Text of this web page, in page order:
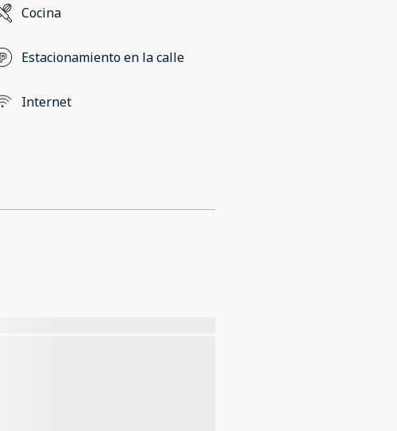
Cocina
Estacionamiento en la calle
Internet